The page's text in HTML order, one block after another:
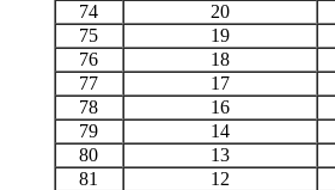
74
20
75
19
76
18
77
17
78
16
79
14
80
13
81
12